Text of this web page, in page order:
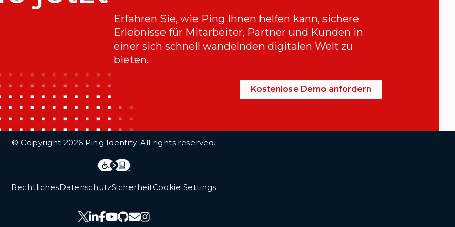
Erfahren Sie, wie Ping Ihnen helfen kann, sichere
Erlebnisse für Mitarbeiter, Partner und Kunden in
einer sich schnell wandelnden digitalen Welt zu
bieten.
Kostenlose Demo anfordern
© Copyright 2026 Ping Identity. All rights reserved.
RechtlichesDatenschutzSicherheitCookie Settings